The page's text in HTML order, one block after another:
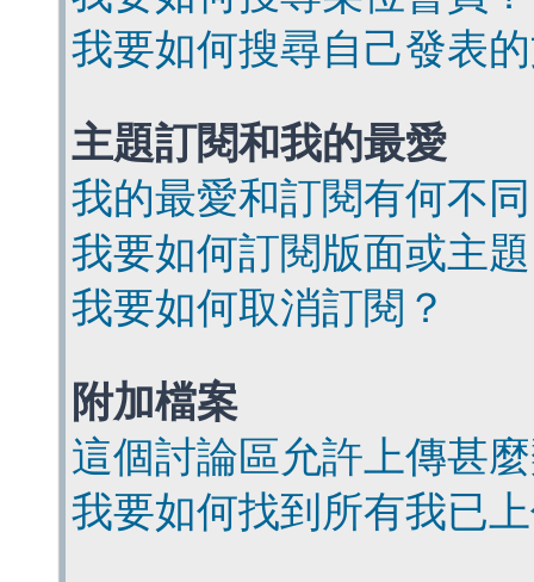
我要如何搜尋自己發表
主題訂閱和我的最愛
我的最愛和訂閱有何不
我要如何訂閱版面或主
我要如何取消訂閱？
附加檔案
這個討論區允許上傳甚
我要如何找到所有我已